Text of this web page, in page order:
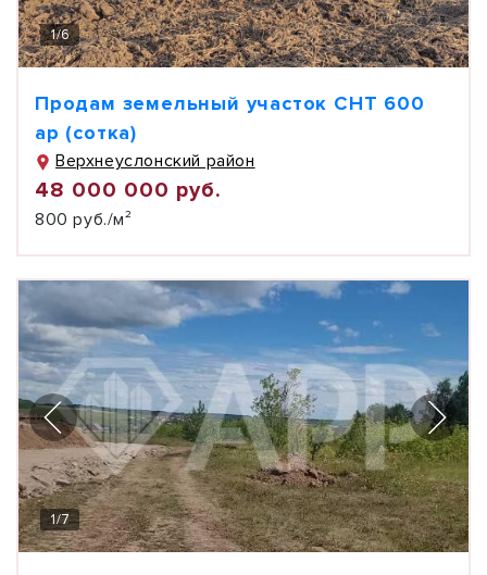
1/6
Продам земельный участок СНТ 600
ар (сотка)
Верхнеуслонский район
48 000 000 руб.
800 руб./м²
1/7